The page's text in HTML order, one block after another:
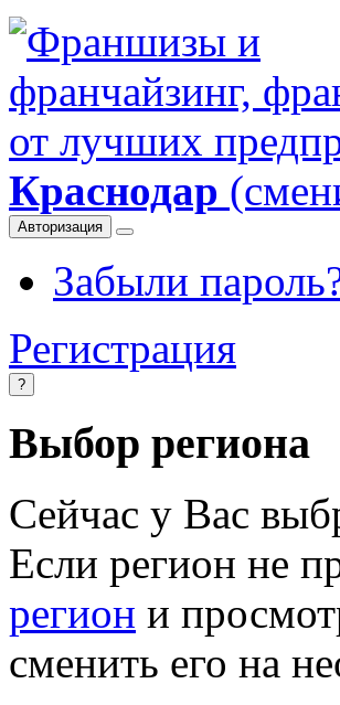
Краснодар
Авторизация
Забыли
Регистрация
?
Выбор региона
Сейчас у Вас
Если регион не
регион и
сменить его на